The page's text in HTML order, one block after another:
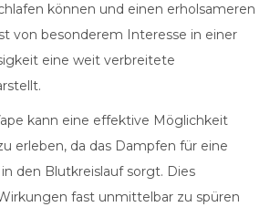
können und einen erholsameren
von besonderem Interesse in einer
eine weit verbreitete
kann eine effektive Möglichkeit
erleben, da das Dampfen für eine
den Blutkreislauf sorgt. Dies
fast unmittelbar zu spüren